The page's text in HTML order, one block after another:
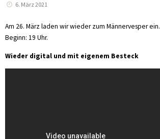
6. März 2021
Am 26. März laden wir wieder zum Männervesper ein.
Beginn: 19 Uhr.
Wieder digital und mit eigenem Besteck